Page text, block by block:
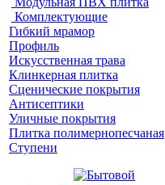
Комплектующие
Гибкий мрамор
Профиль
Искусственная трава
Клинкерная плитка
Сценические покрытия
Антисептики
Уличные покрытия
Плитка полимернопесчаная
Ступени